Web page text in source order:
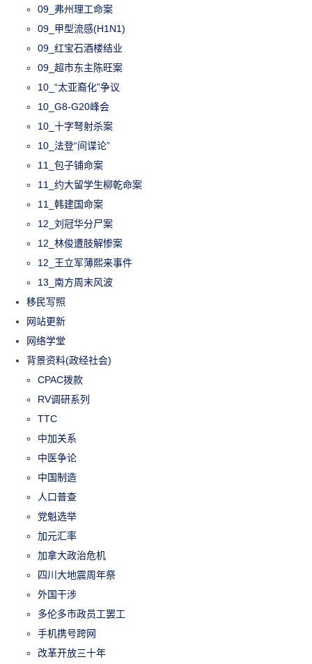
09_弗州理工命案
09_甲型流感(H1N1)
09_红宝石酒楼结业
09_超市东主陈旺案
10_“太亚裔化”争议
10_G8-G20峰会
10_十字弩射杀案
10_法登“间谍论”
11_包子铺命案
11_约大留学生柳乾命案
11_韩建国命案
12_刘冠华分尸案
12_林俊遭肢解惨案
12_王立军薄熙来事件
13_南方周末风波
移民写照
网站更新
网络学堂
背景资料(政经社会)
CPAC拨款
RV调研系列
TTC
中加关系
中医争论
中国制造
人口普查
党魁选举
加元汇率
加拿大政治危机
四川大地震周年祭
外国干涉
多伦多市政员工罢工
手机携号跨网
改革开放三十年